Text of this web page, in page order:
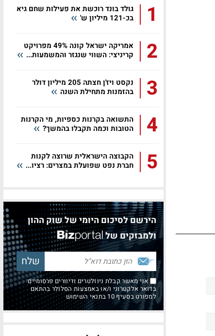
1
גולד בונד רוכשת את פעילות שחם גיא
בכ-121 מיליון ש'
2
אמריקה ישראל קונה 49% מפרויקט
קריניצי: השווי שנגזר והמשמעות...
3
נקסט ויז'ן חצתה 205 מיליון דולר
בהזמנות מתחילת השנה
4
התשואה בקרנות כספיות, מי הקרנות
הטובות וכמה תקבלו בהמשך?
5
הקבוצה הישראלית שרוצה לקנות
חברת נפט שפועלת במצרים: רציו...
הירשם לסיכום היומי של שוק ההון
ולמבזקים של
אני מאשר קבלת ניוזלטרים ודיוורים פרסומיים
בדואר אלקטרוני ו/או באמצעות הסלולר בהתאם
למפורט בסעיף 10 בתנאי השימוש